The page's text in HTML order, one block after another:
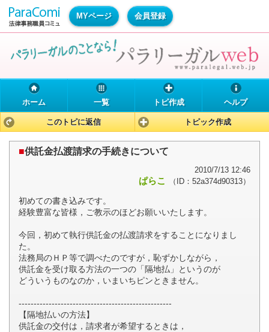
MYページ 会員登録
ホーム 一覧 トピ作成 ヘルプ
このトピに返信 トピック作成
■供託金払渡請求の手続きについて
2010/7/13 12:46
ぱらこ （ID：52a374d90313）
初めての書き込みです。
経験豊富な皆様，ご教示のほどお願いいたします。
今回，初めて執行供託金の払渡請求をすることになりまし
た。
法務局のＨＰ等で調べたのですが，恥ずかしながら，
供託金を受け取る方法の一つの「隔地払」というのが
どういうものなのか，いまいちピンときません。
---------------------------------------------------
【隔地払いの方法】
供託金の交付は，請求者が希望するときは，